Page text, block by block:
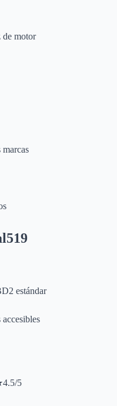
de motor
estándar
4.5/5